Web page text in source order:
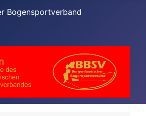
Bogensportverband